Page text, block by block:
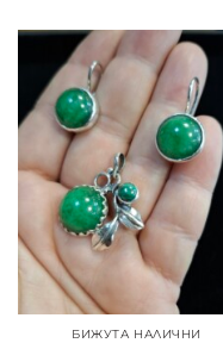
БИЖУТА НАЛИЧНИ